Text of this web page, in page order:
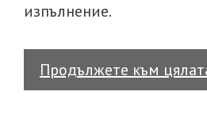
изпълнение.
Продължете към